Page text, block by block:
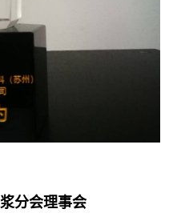
分会理事会